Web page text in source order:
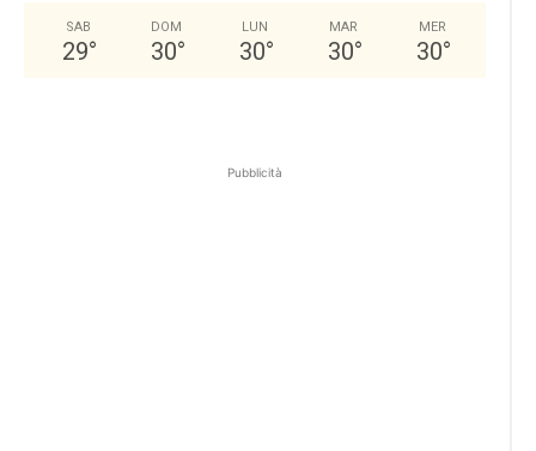
SAB
29°
DOM
30°
LUN
30°
MAR
30°
MER
30°
Pubblicità